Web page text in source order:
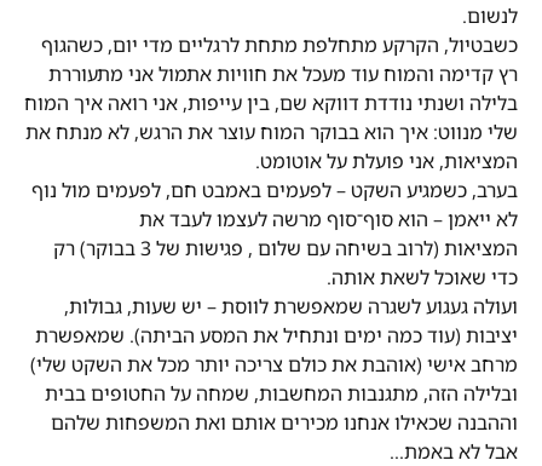
לנשום.
כשבטיול, הקרקע מתחלפת מתחת לרגליים מדי יום, כשהגוף
רץ קדימה והמוח עוד מעכל את חוויות אתמול אני מתעוררת
בלילה ושנתי נודדת דווקא שם, בין עייפות, אני רואה איך המוח
שלי מנווט: איך הוא בבוקר המוח עוצר את הרגש, לא מנתח את
המציאות, אני פועלת על אוטומט.
בערב, כשמגיע השקט – לפעמים באמבט חם, לפעמים מול נוף
לא ייאמן – הוא סוף־סוף מרשה לעצמו לעבד את
המציאות (לרוב בשיחה עם שלום , פגישות של 3 בבוקר) רק
כדי שאוכל לשאת אותה.
ועולה געגוע לשגרה שמאפשרת לווסת – יש שעות, גבולות,
יציבות (עוד כמה ימים ונתחיל את המסע הביתה). שמאפשרת
מרחב אישי (אוהבת את כולם צריכה יותר מכל את השקט שלי)
ובלילה הזה, מתגנבות המחשבות, שמחה על החטופים בבית
וההבנה שכאילו אנחנו מכירים אותם ואת המשפחות שלהם
אבל לא באמת…